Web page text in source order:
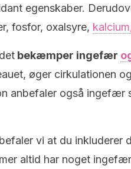
egenskaber.
fosfor, oxalsyre,
bekæmper ingefær
øger cirkulationen
anbefaler også ingefær
vi at du inkluderer
altid har noget